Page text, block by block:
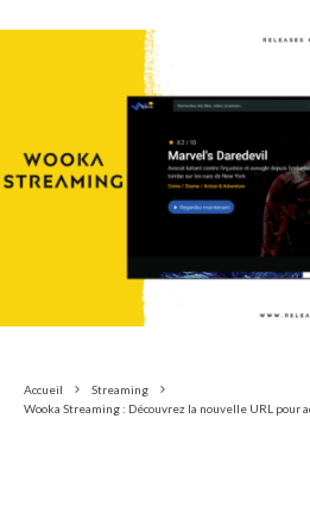
Accueil
Streaming
Wooka Streaming : Découvrez la nouvelle URL pour